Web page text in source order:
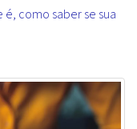
é, como saber se sua